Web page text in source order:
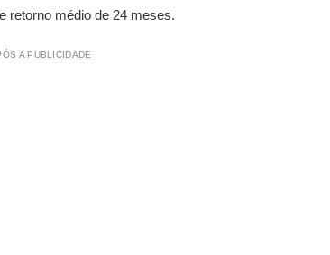
retorno médio de 24 meses.
A PUBLICIDADE